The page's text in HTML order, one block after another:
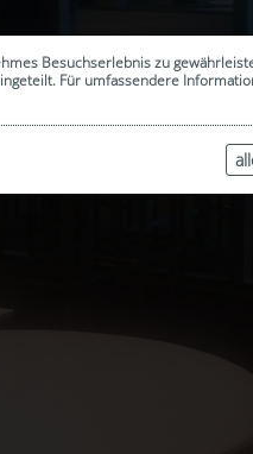
Besuchserlebnis zu
Für umfassendere